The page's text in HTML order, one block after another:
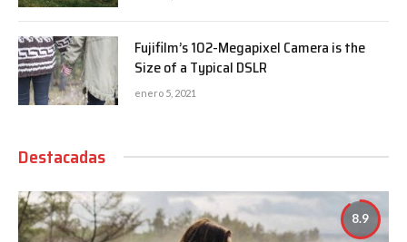
Fujifilm’s 102-Megapixel Camera is the
Size of a Typical DSLR
enero 5, 2021
Destacadas
8.9